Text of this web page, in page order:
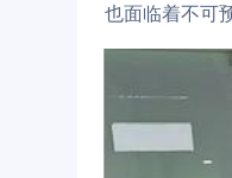
也面临着不可